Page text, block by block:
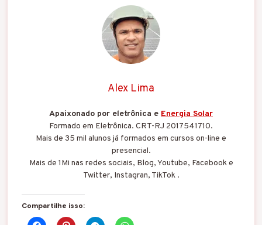
Alex Lima
Apaixonado por eletrônica e Energia Solar
Formado em Eletrônica. CRT-RJ 2017541710.
Mais de 35 mil alunos já formados em cursos on-line e
presencial.
Mais de 1Mi nas redes sociais, Blog, Youtube, Facebook e
Twitter, Instagran, TikTok .
Compartilhe isso: